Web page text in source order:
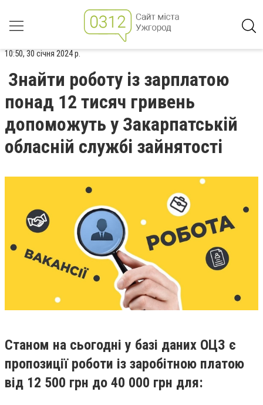
10:50, 30 січня 2024 р.
Знайти роботу із зарплатою
понад 12 тисяч гривень
допоможуть у Закарпатській
обласній службі зайнятості
Станом на сьогодні у базі даних ОЦЗ є
пропозиції роботи із заробітною платою
від 12 500 грн до 40 000 грн для: